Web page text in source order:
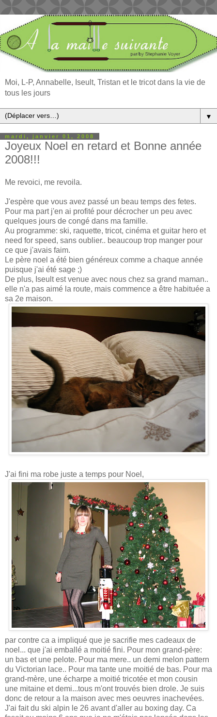
Moi, L-P, Annabelle, Iseult, Tristan et le tricot dans la vie de
tous les jours
▼
mardi, janvier 01, 2008
Joyeux Noel en retard et Bonne année
2008!!!
Me revoici, me revoila.
J'espère que vous avez passé un beau temps des fetes.
Pour ma part j'en ai profité pour décrocher un peu avec
quelques jours de congé dans ma famille.
Au programme: ski, raquette, tricot, cinéma et guitar hero et
need for speed, sans oublier.. beaucoup trop manger pour
ce que j'avais faim.
Le père noel a été bien généreux comme a chaque année
puisque j'ai été sage ;)
De plus, Iseult est venue avec nous chez sa grand maman..
elle n'a pas aimé la route, mais commence a être habituée a
sa 2e maison.
J'ai fini ma robe juste a temps pour Noel,
par contre ca a impliqué que je sacrifie mes cadeaux de
noel... que j'ai emballé a moitié fini. Pour mon grand-père:
un bas et une pelote. Pour ma mere.. un demi melon pattern
du Victorian lace.. Pour ma tante une moitié de bas. Pour ma
grand-mère, une écharpe a moitié tricotée et mon cousin
une mitaine et demi...tous m'ont trouvés bien drole. Je suis
donc de retour a la maison avec mes oeuvres inachevées.
J'ai fait du ski alpin le 26 avant d'aller au boxing day. Ca